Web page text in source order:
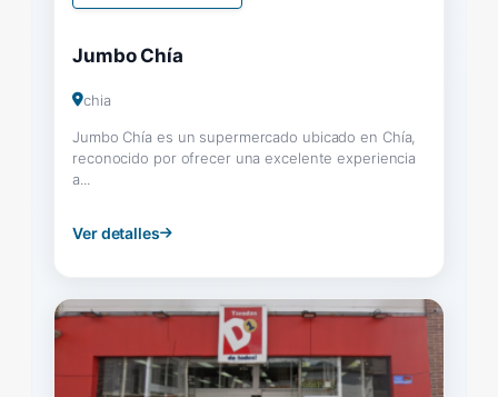
Jumbo Chía
chia
Jumbo Chía es un supermercado ubicado en Chía,
reconocido por ofrecer una excelente experiencia
a...
Ver detalles